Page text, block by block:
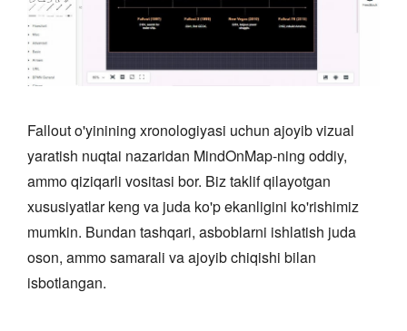
Fallout o'yinining xronologiyasi uchun ajoyib vizual
yaratish nuqtai nazaridan MindOnMap-ning oddiy,
ammo qiziqarli vositasi bor. Biz taklif qilayotgan
xususiyatlar keng va juda ko'p ekanligini ko'rishimiz
mumkin. Bundan tashqari, asboblarni ishlatish juda
oson, ammo samarali va ajoyib chiqishi bilan
isbotlangan.